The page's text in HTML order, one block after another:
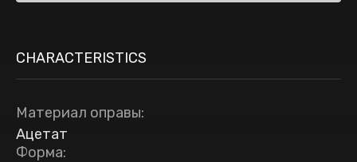
CHARACTERISTICS
Материал оправы:
Ацетат
Форма: